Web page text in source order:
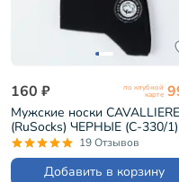
160 ₽ по клубной
карте
Мужские носки CAVALLIERE
(RuSocks) ЧЕРНЫЕ (С-330/1)
19 Отзывов
Добавить в корзину